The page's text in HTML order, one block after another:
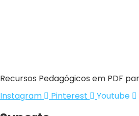
Recursos Pedagógicos em PDF
Instagram
Pinterest Youtube